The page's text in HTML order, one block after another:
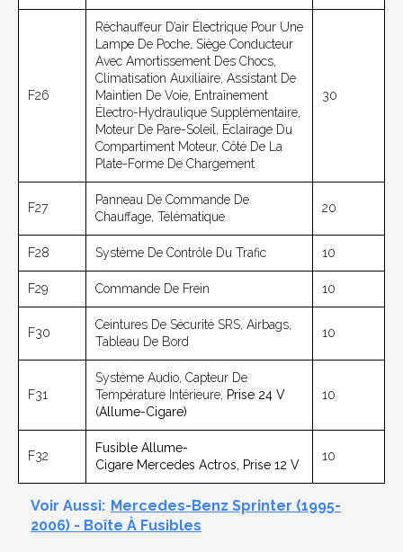
F26
Réchauffeur D’air Électrique Pour Une
Lampe De Poche, Siège Conducteur
Avec Amortissement Des Chocs,
Climatisation Auxiliaire, Assistant De
Maintien De Voie, Entraînement
Électro-Hydraulique Supplémentaire,
Moteur De Pare-Soleil, Éclairage Du
Compartiment Moteur, Côté De La
Plate-Forme De Chargement
30
F27
Panneau De Commande De
Chauffage, Télématique
20
F28 Système De Contrôle Du Trafic 10
F29 Commande De Frein 10
F30
Ceintures De Sécurité SRS, Airbags,
Tableau De Bord
10
F31
Système Audio, Capteur De
Température Intérieure, Prise 24 V
(allume-Cigare)
10
F32
Fusible Allume-
Cigare Mercedes Actros, Prise 12 V
10
Voir Aussi: Mercedes-Benz Sprinter (1995-
2006) - Boîte À Fusibles